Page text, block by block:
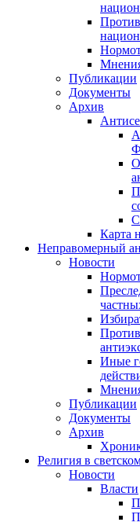
Публикации
Документы
Архив
Карта
Неправомерный
Новости
Иные
Публикации
Документы
Архив
Религия в
Новости
Власти